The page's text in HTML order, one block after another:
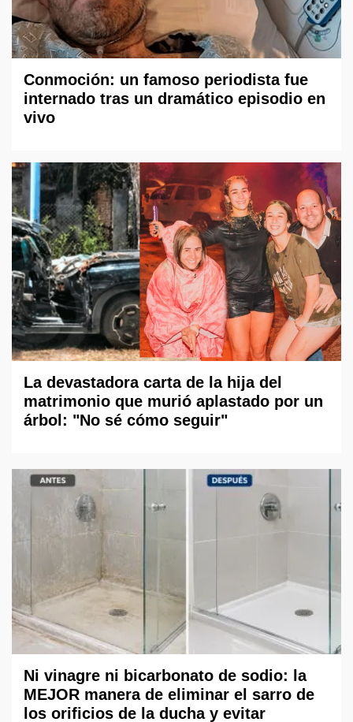
Conmoción: un famoso periodista fue
internado tras un dramático episodio en
vivo
La devastadora carta de la hija del
matrimonio que murió aplastado por un
árbol: "No sé cómo seguir"
Ni vinagre ni bicarbonato de sodio: la
MEJOR manera de eliminar el sarro de
los orificios de la ducha y evitar